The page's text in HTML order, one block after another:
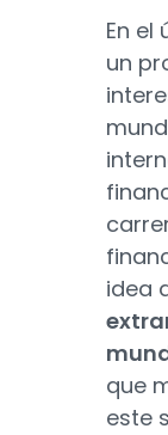
En el
un
idea
que
este